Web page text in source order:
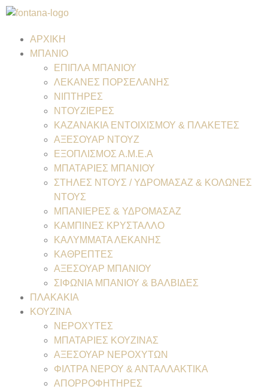
ΑΡΧΙΚΗ
ΜΠΑΝΙΟ
ΕΠΙΠΛΑ ΜΠΑΝΙΟΥ
ΛΕΚΑΝΕΣ ΠΟΡΣΕΛΑΝΗΣ
ΝΙΠΤΗΡΕΣ
ΝΤΟΥΖΙΕΡΕΣ
ΚΑΖΑΝΑΚΙΑ ΕΝΤΟΙΧΙΣΜΟΥ & ΠΛΑΚΕΤΕΣ
ΑΞΕΣΟΥΑΡ ΝΤΟΥΖ
ΕΞΟΠΛΙΣΜΟΣ Α.Μ.Ε.Α
ΜΠΑΤΑΡΙΕΣ ΜΠΑΝΙΟΥ
ΣΤΗΛΕΣ ΝΤΟΥΣ / ΥΔΡΟΜΑΣΑΖ & ΚΟΛΩΝΕΣ
ΝΤΟΥΣ
ΜΠΑΝΙΕΡΕΣ & ΥΔΡΟΜΑΣΑΖ
ΚΑΜΠΙΝΕΣ ΚΡΥΣΤΑΛΛΟ
ΚΑΛΥΜΜΑΤΑ ΛΕΚΑΝΗΣ
ΚΑΘΡΕΠΤΕΣ
ΑΞΕΣΟΥΑΡ ΜΠΑΝΙΟΥ
ΣΙΦΩΝΙΑ ΜΠΑΝΙΟΥ & ΒΑΛΒΙΔΕΣ
ΠΛΑΚΑΚΙΑ
ΚΟΥΖΙΝΑ
ΝΕΡΟΧΥΤΕΣ
ΜΠΑΤΑΡΙΕΣ ΚΟΥΖΙΝΑΣ
ΑΞΕΣΟΥΑΡ ΝΕΡΟΧΥΤΩΝ
ΦΙΛΤΡΑ ΝΕΡΟΥ & ΑΝΤΑΛΛΑΚΤΙΚΑ
ΑΠΟΡΡΟΦΗΤΗΡΕΣ